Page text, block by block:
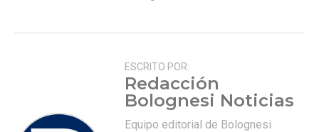
ESCRITO POR:
Redacción
Bolognesi Noticias
Equipo editorial de Bolognesi